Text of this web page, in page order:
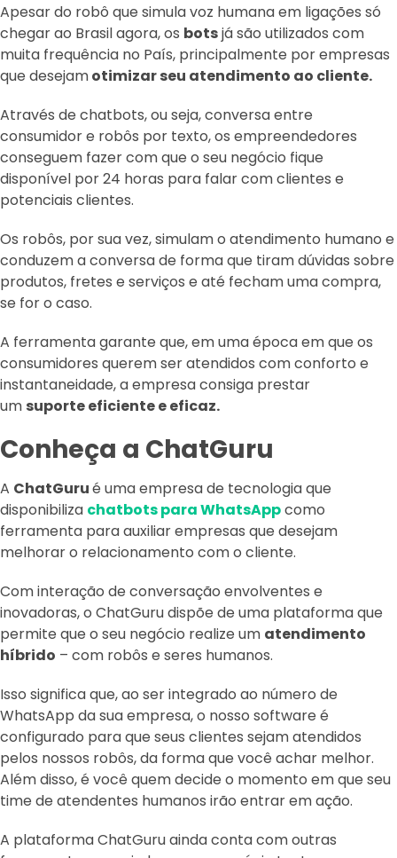
Apesar do robô que simula voz humana em ligações só
chegar ao Brasil agora, os botsjá são utilizados com
muita frequência no País, principalmente por empresas
que desejamotimizar seu atendimento ao cliente.
Através de chatbots, ou seja, conversa entre
consumidor e robôs por texto, os empreendedores
conseguem fazer com que o seu negócio fique
disponível por 24 horas para falar com clientes e
potenciais clientes.
Os robôs, por sua vez, simulam o atendimento humano e
conduzem a conversa de forma que tiram dúvidas sobre
produtos, fretes e serviços e até fecham uma compra,
se for o caso.
A ferramenta garante que, em uma época em que os
consumidores querem ser atendidos com conforto e
instantaneidade, a empresa consiga prestar
um suporte eficiente e eficaz.
Conheça a ChatGuru
A ChatGurué uma empresa de tecnologia que
disponibiliza chatbots para WhatsAppcomo
ferramenta para auxiliar empresas que desejam
melhorar o relacionamento com o cliente.
Com interação de conversação envolventes e
inovadoras, o ChatGuru dispõe de uma plataforma que
permite que o seu negócio realize um atendimento
híbrido – com robôs e seres humanos.
Isso significa que, ao ser integrado ao número de
WhatsApp da sua empresa, o nosso software é
configurado para que seus clientes sejam atendidos
pelos nossos robôs, da forma que você achar melhor.
Além disso, é você quem decide o momento em que seu
time de atendentes humanos irão entrar em ação.
A plataforma ChatGuru ainda conta com outras